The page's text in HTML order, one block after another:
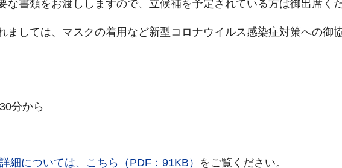
な書類をお渡ししますので、立候補を予定されている方は御出席くだ
ましては、マスクの着用など新型コロナウイルス感染症対策への御
分から
細については、こちら（PDF：91KB） をご覧ください。